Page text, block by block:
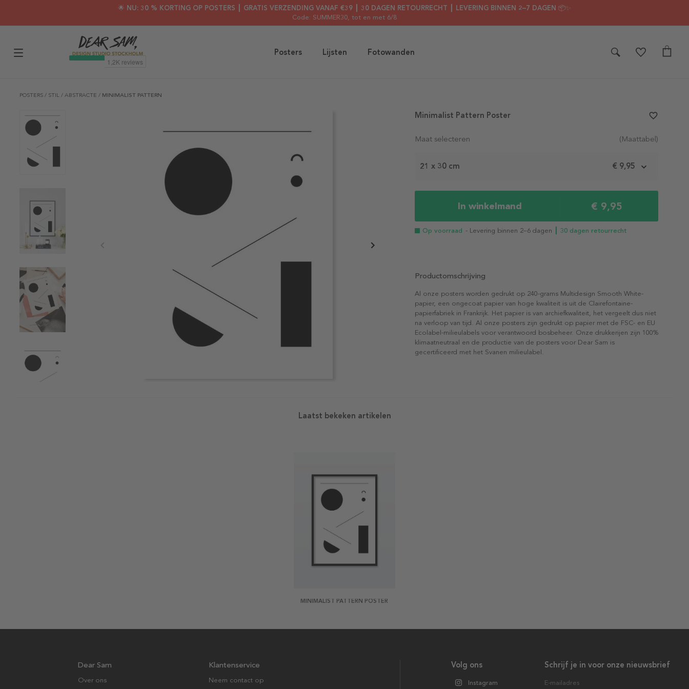
🌟 NU: 30 % KORTING OP POSTERS ┃ GRATIS VERZENDING VANAF €39 ┃ 30 DAGEN RETOURRECHT ┃ LEVERING BINNEN 2–7 DAGEN 📦✨
Code: SUMMER30, tot en met 6/8
Posters Lijsten Fotowanden
POSTERS / STIL / ABSTRACTE / MINIMALIST PATTERN
Maat selecteren (Maattabel)
21 x 30 cm € 9,95
In winkelmand € 9,95
Op voorraad - Levering binnen 2–6 dagen ┃ 30 dagen retourrecht
Minimalist Pattern Poster favorite_border
Productomschrijving
Al onze posters worden gedrukt op 240-grams Multidesign Smooth White-
papier, een ongecoat papier van hoge kwaliteit is uit de Clairefontaine-
papierfabriek in Frankrijk. Het papier is van archiefkwaliteit, het vergeelt dus niet
na verloop van tijd. Al onze posters zijn gedrukt op papier met de FSC- en EU
Ecolabel-milieulabels voor verantwoord bosbeheer. Onze drukkerijen zijn 100%
klimaatneutraal en de productie van de posters voor Dear Sam is
gecertificeerd met het Svanen milieulabel.
Laatst bekeken artikelen
MINIMALIST PATTERN POSTER
Schrijf je in voor onze nieuwsbrief
E-mailadres
Volg ons
Instagram
Dear Sam
Over ons
Klantenservice
Neem contact op